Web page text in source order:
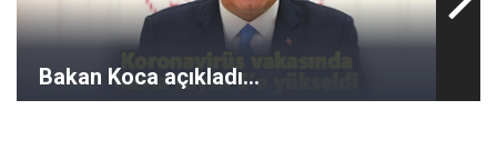
Bakan Koca açıkladı...